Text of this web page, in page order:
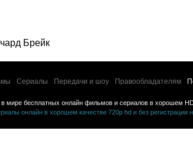
Брейк
Сериалы Передачи и шоу Правообладателям
бесплатных онлайн фильмов и сериалов в хорошем HD
онлайн в хорошем качестве 720p hd и без регистрации